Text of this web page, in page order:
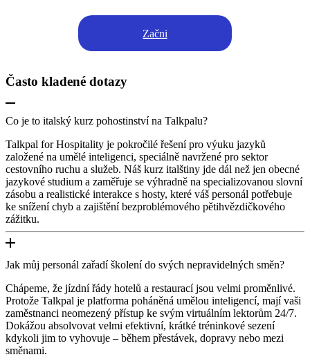
Začni
Často kladené dotazy
Co je to italský kurz pohostinství na Talkpalu?
Talkpal for Hospitality je pokročilé řešení pro výuku jazyků
založené na umělé inteligenci, speciálně navržené pro sektor
cestovního ruchu a služeb. Náš kurz italštiny jde dál než jen obecné
jazykové studium a zaměřuje se výhradně na specializovanou slovní
zásobu a realistické interakce s hosty, které váš personál potřebuje
ke snížení chyb a zajištění bezproblémového pětihvězdičkového
zážitku.
Jak můj personál zařadí školení do svých nepravidelných směn?
Chápeme, že jízdní řády hotelů a restaurací jsou velmi proměnlivé.
Protože Talkpal je platforma poháněná umělou inteligencí, mají vaši
zaměstnanci neomezený přístup ke svým virtuálním lektorům 24/7.
Dokážou absolvovat velmi efektivní, krátké tréninkové sezení
kdykoli jim to vyhovuje – během přestávek, dopravy nebo mezi
směnami.